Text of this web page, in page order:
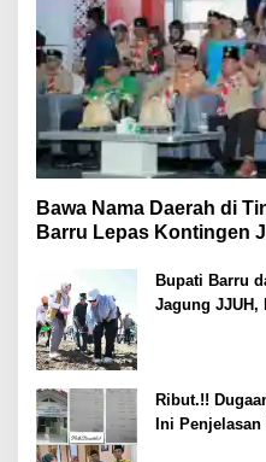
Bawa Nama Daerah di
Barru Lepas Kontingen
Bupati Barru
Jagung JJUH,
Ribut.!!
Ini